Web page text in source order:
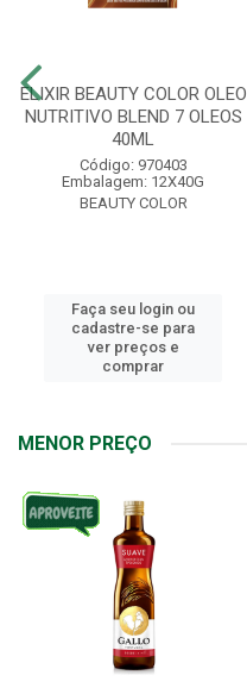
ELIXIR BEAUTY COLOR OLEO
NUTRITIVO BLEND 7 OLEOS
40ML
Código: 970403
Embalagem: 12X40G
BEAUTY COLOR
Faça seu login ou
cadastre-se para
ver preços e
comprar
MENOR PREÇO